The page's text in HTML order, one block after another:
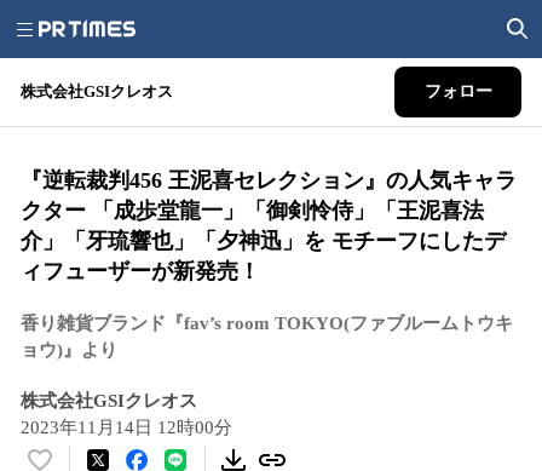
株式会社GSIクレオス フォロー
『逆転裁判456 王泥喜セレクション』の人気キャラ
クター 「成歩堂龍一」「御剣怜侍」「王泥喜法
介」「牙琉響也」「夕神迅」を モチーフにしたデ
ィフューザーが新発売！
香り雑貨ブランド『fav’s room TOKYO(ファブルームトウキ
ョウ)』より
株式会社GSIクレオス
2023年11月14日 12時00分